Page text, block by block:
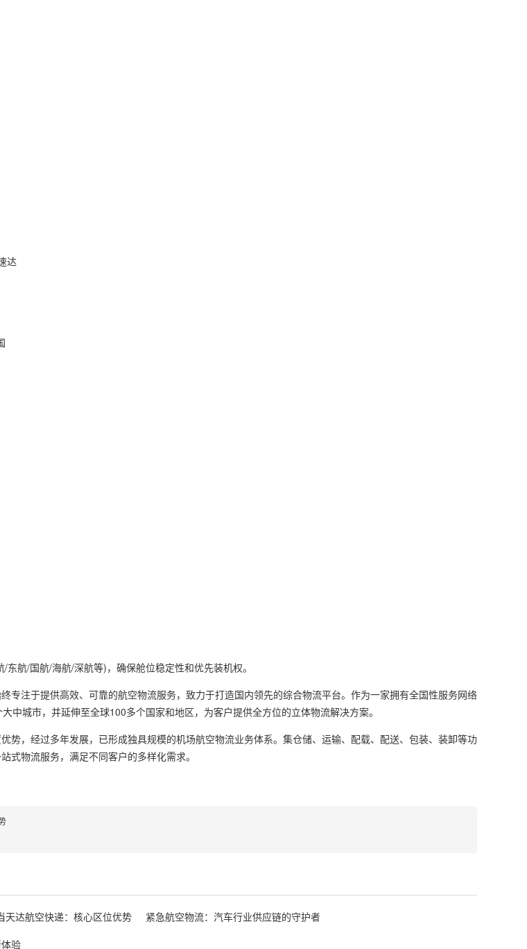
达
航/国航/海航/深航等)，确保舱位稳定性和优先装机权。
注于提供高效、可靠的航空物流服务，致力于打造国内领先的综合物流平台。作为一家拥有全国性服务网络
中城市，并延伸至全球100多个国家和地区，为客户提供全方位的立体物流解决方案。
，经过多年发展，已形成独具规模的机场航空物流业务体系。集仓储、运输、配载、配送、包装、装卸等功
式物流服务，满足不同客户的多样化需求。
天达航空快递：核心区位优势
紧急航空物流：汽车行业供应链的守护者
验